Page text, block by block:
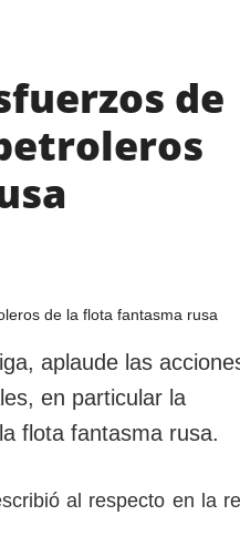
de
aplaude las
en particular la
flota fantasma rusa.
al respecto en la